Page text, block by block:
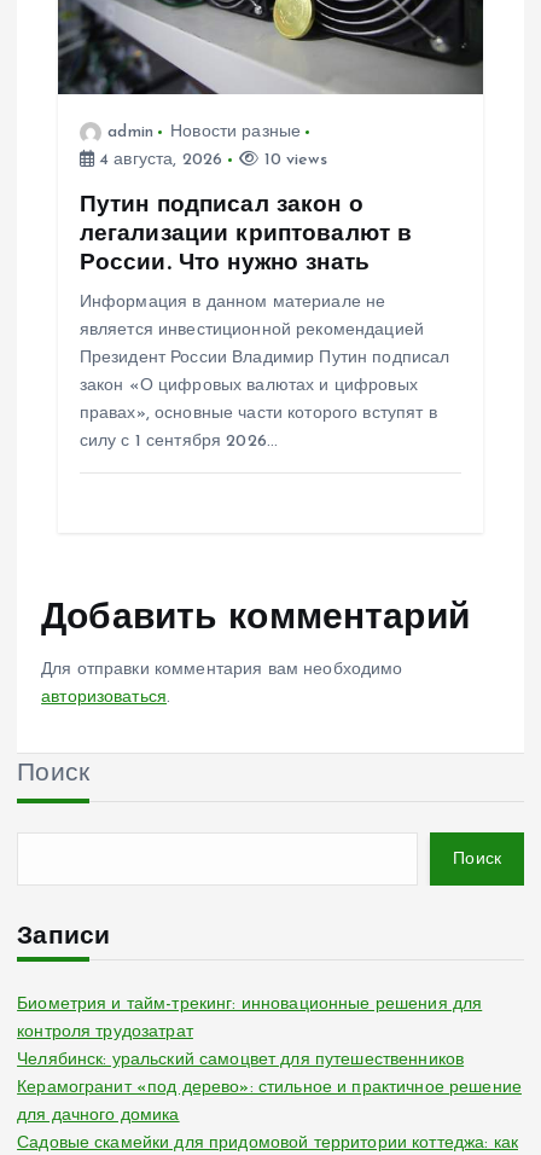
admin
Новости разные
4 августа, 2026
10 views
Путин подписал закон о
легализации криптовалют в
России. Что нужно знать
Информация в данном материале не
является инвестиционной рекомендацией
Президент России Владимир Путин подписал
закон «О цифровых валютах и цифровых
правах», основные части которого вступят в
силу с 1 сентября 2026…
Добавить комментарий
Для отправки комментария вам необходимо
авторизоваться.
Поиск
Поиск
Записи
Биометрия и тайм-трекинг: инновационные решения для
контроля трудозатрат
Челябинск: уральский самоцвет для путешественников
Керамогранит «под дерево»: стильное и практичное решение
для дачного домика
Садовые скамейки для придомовой территории коттеджа: как